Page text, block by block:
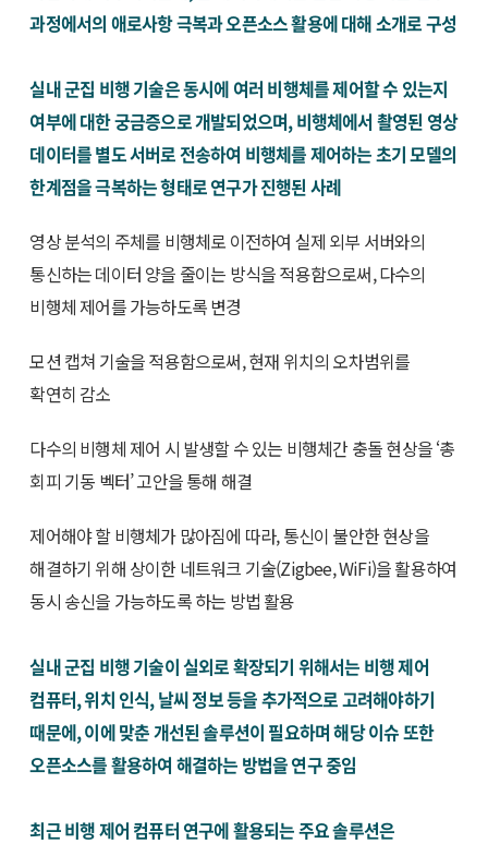
과정에서의 애로사항 극복과 오픈소스 활용에 대해 소개로 구성
실내 군집 비행 기술은 동시에 여러 비행체를 제어할 수 있는지
여부에 대한 궁금증으로 개발되었으며, 비행체에서 촬영된 영상
데이터를 별도 서버로 전송하여 비행체를 제어하는 초기 모델의
한계점을 극복하는 형태로 연구가 진행된 사례
영상 분석의 주체를 비행체로 이전하여 실제 외부 서버와의
통신하는 데이터 양을 줄이는 방식을 적용함으로써, 다수의
비행체 제어를 가능하도록 변경
모션 캡쳐 기술을 적용함으로써, 현재 위치의 오차범위를
확연히 감소
다수의 비행체 제어 시 발생할 수 있는 비행체간 충돌 현상을 ‘총
회피 기동 벡터’ 고안을 통해 해결
제어해야 할 비행체가 많아짐에 따라, 통신이 불안한 현상을
해결하기 위해 상이한 네트워크 기술(Zigbee, WiFi)을 활용하여
동시 송신을 가능하도록 하는 방법 활용
실내 군집 비행 기술이 실외로 확장되기 위해서는 비행 제어
컴퓨터, 위치 인식, 날씨 정보 등을 추가적으로 고려해야하기
때문에, 이에 맞춘 개선된 솔루션이 필요하며 해당 이슈 또한
오픈소스를 활용하여 해결하는 방법을 연구 중임
최근 비행 제어 컴퓨터 연구에 활용되는 주요 솔루션은